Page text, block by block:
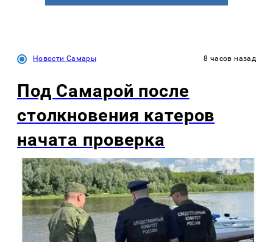
Новости Самары 8 часов назад
Под Самарой после
столкновения катеров
начата проверка